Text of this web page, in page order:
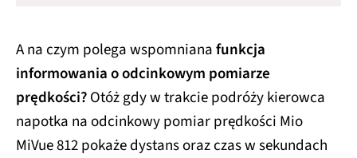
A na czym polega wspomnianafunkcja
informowania o odcinkowym pomiarze
prędkości?Otóż gdy w trakcie podróży kierowca
napotka na odcinkowy pomiar prędkości Mio
MiVue 812 pokaże dystans oraz czas w sekundach